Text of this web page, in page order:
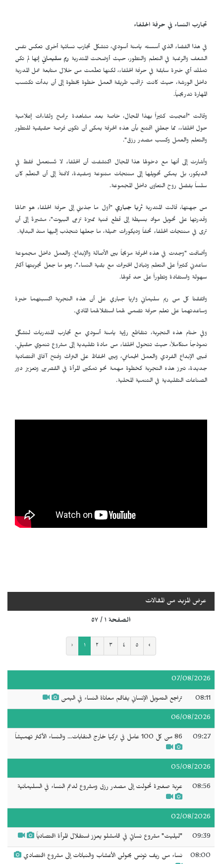
تجارب النساء في حرفة الحلفاء
في هذا الفضاء الذي أسسته يامنة أسودي، تتشكل تجارب نسائية أخرى تعكس نفس
الشغف والرغبة في التعلم والتطور، حيث أوضحت المتدربة ريم سليماني إنها لم تكن
تملك أي خبرة سابقة في حرفة الحلفاء، لكنها تعلّمت من خلال متابعة عمل المدربة
داخل الورشة، حيث كانت تراقب طريقة العمل خطوة بخطوة إلى أن بدأت تكتسب
المهارة تدريجياً.
وقالت "أعجبت كثيراً بهذا المجال، خاصة بعد مشاهدة برامج ولقاءات إعلامية
حول الحلفاء، مما جعلني اقتنع بأن هذه الحرفة يمكن أن تكون فرصة حقيقية للتطور
والتعلم والعمل وكسب مصدر رزق".
وأشارت إلى أنها مع دخولها هذا المجال اكتشفت أن الحلفاء لا تُستعمل فقط في
الديكور، بل يمكن تحويلها إلى منتجات متنوعة ومفيدة، لافتةً إلى أن التعلّم كان
سلساً بفضل روح التعاون داخل المجموعة.
من جهتها، قالت المتدربة ثريا جباري "أول ما جذبني إلى حرفة الحلفاء هو جمالها
وقدرتها على تحويل مواد بسيطة إلى قطع فنية مميزة تزيّن البيوت"، مشيرةً إلى أن
ترى في منتجات الحلفاء تحفاً وديكورات جميلة، ما جعلها تنجذب إليها منذ البداية.
وأضافت "وجدت في هذه الحرفة مزيجاً بين الأصالة والإبداع. والعمل داخل مجموعة
ساعدني كثيراً على التعلم وتبادل الخبرات مع بقية النساء"، وهو ما جعل تجربتها أكثر
سهولة واستفادة وتطوراً على حد قولها.
واتفقتا كل من ريم سليماني وثريا جباري على أن هذه التجربة اكسبتهما خبرة
وساعدتهما على تعلم حرفة تضمن لهما استقلالهما المادي.
وفي ختام هذه التجربة، تتقاطع رؤية يامنة أسودي مع تجارب المتدربات لتشكّل
نموذجاً متكاملاً، حيث تتحول الحلفاء من مادة تقليدية إلى مشروع تنموي حقيقي.
فبين الإبداع الفردي والعمل الجماعي، وبين الحفاظ على التراث وفتح آفاق اقتصادية
جديدة، تبرز هذه التجربة كخطوة مهمة نحو تمكين المرأة في القصرين وتعزيز دور
الصناعات التقليدية في التنمية المحلية.
عرض المزيد من المقالات
الصفحة ١ / ٥٧
‹ ١ ٢ ٣ ٤ ٥ ›
07/08/2026
08:11 تراجع التمويل الإنساني يفاقم معاناة النساء في اليمن
06/08/2026
09:27 86 من كل 100 عامل في تركيا خارج النقابات... والنساء الأكثر تهميشاً
05/08/2026
08:56 عربة صغيرة تحولت إلى مصدر رزق ومشروع لدعم النساء في السليمانية
02/08/2026
09:39 "ليليت" مشروع نسائي في قامشلو يعزز استقلال المرأة اقتصادياً
08:00 نساء من ريف تونس يحولن الأعشاب والنباتات إلى مشروع اقتصادي